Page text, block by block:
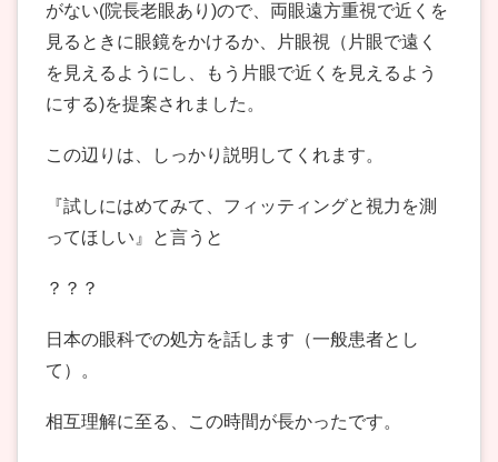
がない(院長老眼あり)ので、両眼遠方重視で近くを
見るときに眼鏡をかけるか、片眼視（片眼で遠く
を見えるようにし、もう片眼で近くを見えるよう
にする)を提案されました。
この辺りは、しっかり説明してくれます。
『試しにはめてみて、フィッティングと視力を測
ってほしい』と言うと
？？？
日本の眼科での処方を話します（一般患者とし
て）。
相互理解に至る、この時間が長かったです。